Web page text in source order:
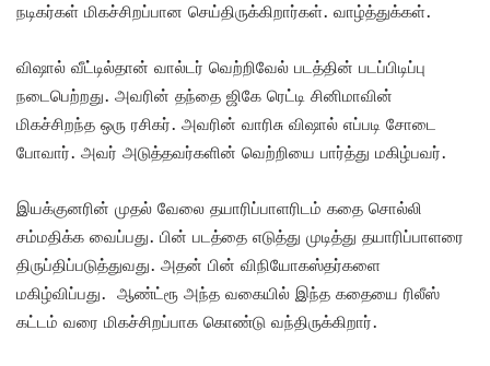
நடிகர்கள் மிகச்சிறப்பான செய்திருக்கிறார்கள். வாழ்த்துக்கள்.
விஷால் வீட்டில்தான் வால்டர் வெற்றிவேல் படத்தின் படப்பிடிப்பு
நடைபெற்றது. அவரின் தந்தை ஜிகே ரெட்டி சினிமாவின்
மிகச்சிறந்த ஒரு ரசிகர். அவரின் வாரிசு விஷால் எப்படி சோடை
போவார். அவர் அடுத்தவர்களின் வெற்றியை பார்த்து மகிழ்பவர்.
இயக்குனரின் முதல் வேலை தயாரிப்பாளரிடம் கதை சொல்லி
சம்மதிக்க வைப்பது. பின் படத்தை எடுத்து முடித்து தயாரிப்பாளரை
திருப்திப்படுத்துவது. அதன் பின் விநியோகஸ்தர்களை
மகிழ்விப்பது. ஆண்ட்ரூ அந்த வகையில் இந்த கதையை ரிலீஸ்
கட்டம் வரை மிகச்சிறப்பாக கொண்டு வந்திருக்கிறார்.